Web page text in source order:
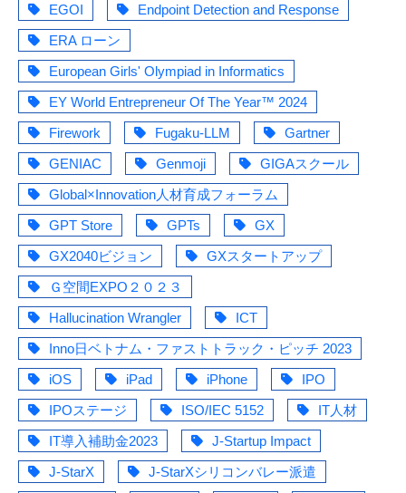
EGOI
Endpoint Detection and Response
ERA ローン
European Girls' Olympiad in Informatics
EY World Entrepreneur Of The Year™ 2024
Firework
Fugaku-LLM
Gartner
GENIAC
Genmoji
GIGAスクール
Global×Innovation人材育成フォーラム
GPT Store
GPTs
GX
GX2040ビジョン
GXスタートアップ
Ｇ空間EXPO２０２３
Hallucination Wrangler
ICT
Inno日ベトナム・ファストトラック・ピッチ 2023
iOS
iPad iPhone
IPO
IPOステージ
ISO/IEC 5152
IT人材
IT導入補助金2023
J-Startup Impact
J-StarX
J-StarXシリコンバレー派遣